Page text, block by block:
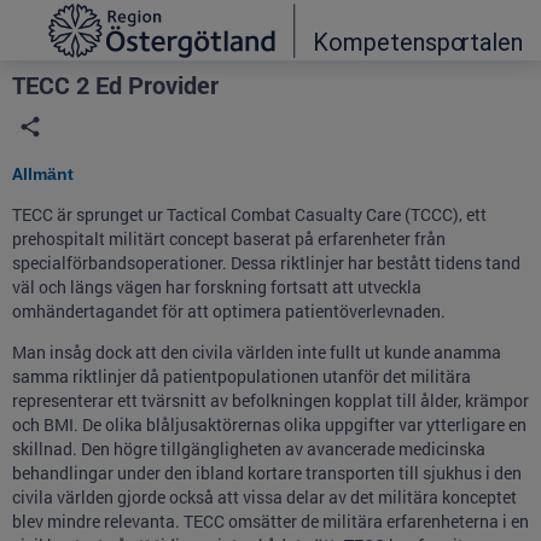
Grade
Portal
TECC 2 Ed Provider
Allmänt
TECC är sprunget ur Tactical Combat Casualty Care (TCCC), ett
prehospitalt militärt concept baserat på erfarenheter från
specialförbandsoperationer. Dessa riktlinjer har bestått tidens tand
väl och längs vägen har forskning fortsatt att utveckla
omhändertagandet för att optimera patientöverlevnaden.
Man insåg dock att den civila världen inte fullt ut kunde anamma
samma riktlinjer då patientpopulationen utanför det militära
representerar ett tvärsnitt av befolkningen kopplat till ålder, krämpor
och BMI. De olika blåljusaktörernas olika uppgifter var ytterligare en
skillnad. Den högre tillgängligheten av avancerade medicinska
behandlingar under den ibland kortare transporten till sjukhus i den
civila världen gjorde också att vissa delar av det militära konceptet
blev mindre relevanta. TECC omsätter de militära erfarenheterna i en